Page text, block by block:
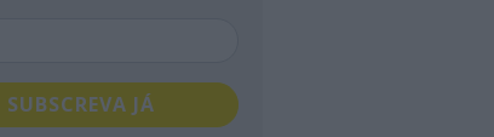
SUBSCREVA JÁ